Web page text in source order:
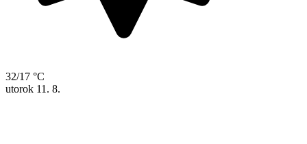
32/17 °C
utorok 11. 8.